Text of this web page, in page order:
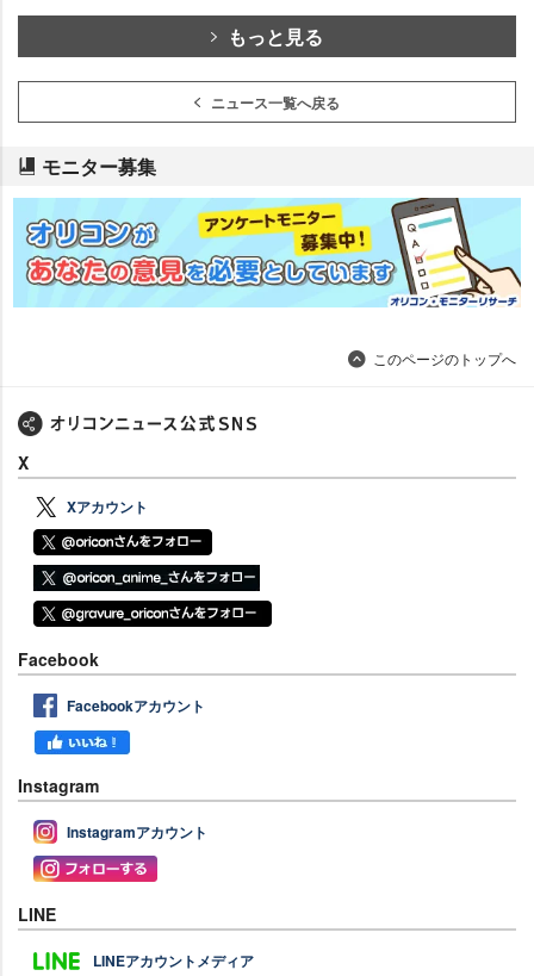
もっと見る
ニュース一覧へ戻る
モニター募集
このページのトップへ
X
Xアカウント
Facebook
Facebookアカウント
Instagram
Instagramアカウント
LINE
LINEアカウントメディア